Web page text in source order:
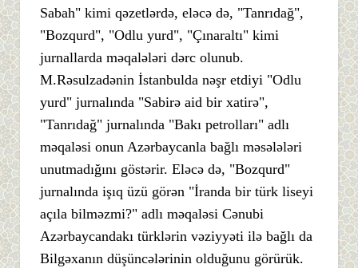
Sabah" kimi qəzetlərdə, eləcə də, "Tanrıdağ",
"Bozqurd", "Odlu yurd", "Çınaraltı" kimi
jurnallarda məqalələri dərc olunub.
M.Rəsulzadənin İstanbulda nəşr etdiyi "Odlu
yurd" jurnalında "Sabirə aid bir xatirə",
"Tanrıdağ" jurnalında "Bakı petrolları" adlı
məqaləsi onun Azərbaycanla bağlı məsələləri
unutmadığını göstərir. Eləcə də, "Bozqurd"
jurnalında işıq üzü görən "İranda bir türk liseyi
açıla bilməzmi?" adlı məqaləsi Cənubi
Azərbaycandakı türklərin vəziyyəti ilə bağlı da
Bilgəxanın düşüncələrinin olduğunu görürük.